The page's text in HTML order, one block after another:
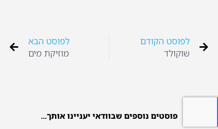
לפוסט הקודם
שוקולד
לפוסט הבא
מוזיקת מים
פוסטים נוספים שבוודאי יעניינו אותך...